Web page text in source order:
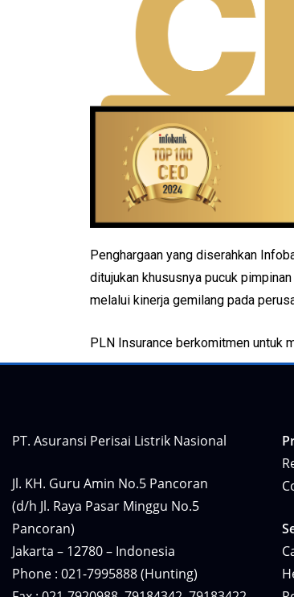
Penghargaan yang diserahkan
ditujukan khususnya pucuk
melalui kinerja gemilang pada
PLN Insurance berkomitmen untuk
PT. Asuransi Perisai Listrik Nasional
Jl. KH. Guru Amin No.5 Pancoran
(d/h Jl. Raya Pasar Minggu No.5
Pancoran)
Jakarta – 12780 – Indonesia
Phone : 021-7995888 (Hunting)